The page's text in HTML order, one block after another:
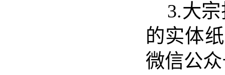
3.大
的实体
微信公